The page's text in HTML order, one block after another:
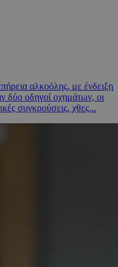
αλκοόλης, με ένδειξη
δύο οδηγοί οχημάτων, οι
συγκρούσεις, χθες...